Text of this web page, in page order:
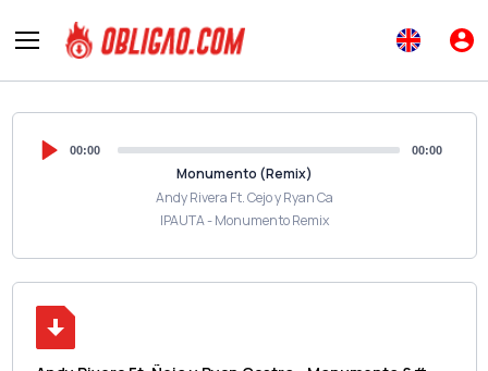
00:00 00:00
Monumento (Remix)
Andy Rivera Ft. Сejo y Ryan Ca
IPAUTA - Monumento Remix